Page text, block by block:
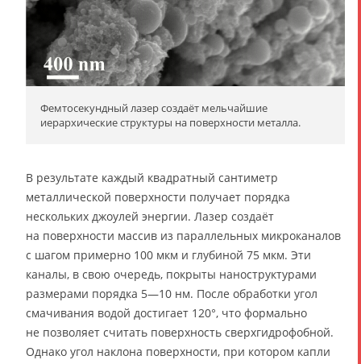
Фемтосекундный лазер создаёт мельчайшие
иерархические структуры на поверхности металла.
В результате каждый квадратный сантиметр
металлической поверхности получает порядка
нескольких джоулей энергии. Лазер создаёт
на поверхности массив из параллельных микроканалов
с шагом примерно 100 мкм и глубиной 75 мкм. Эти
каналы, в свою очередь, покрыты наноструктурами
размерами порядка 5—10 нм. После обработки угол
смачивания водой достигает 120°, что формально
не позволяет считать поверхность сверхгидрофобной.
Однако угол наклона поверхности, при котором капли